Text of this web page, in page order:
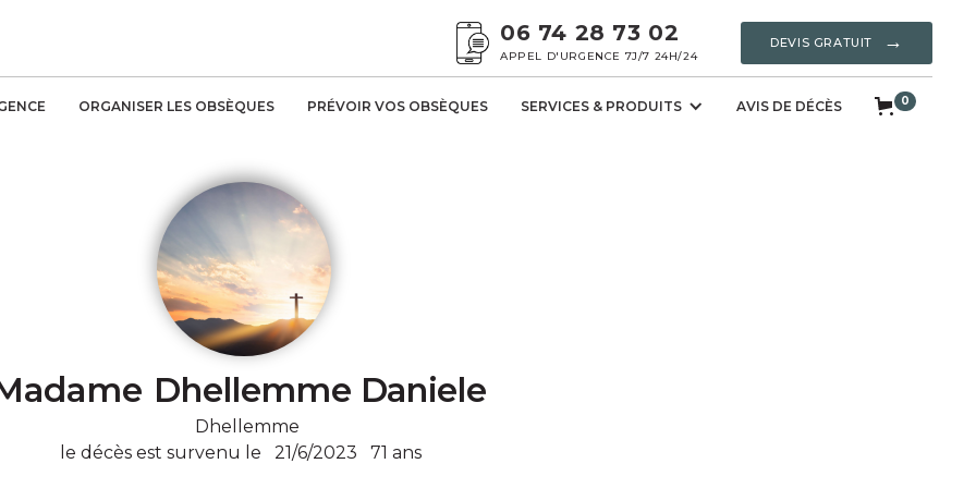
06 74 28 73 02
APPEL D'URGENCE 7J/7 24H/24
DEVIS GRATUIT →
ORGANISER LES OBSÈQUES PRÉVOIR VOS OBSÈQUES SERVICES & PRODUITS AVIS DE DÉCÈS 0
Dhellemme Daniele
Dhellemme
le décès est survenu le
21/6/2023 71 ans